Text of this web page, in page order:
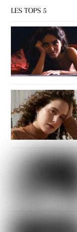
LES TOPS 5